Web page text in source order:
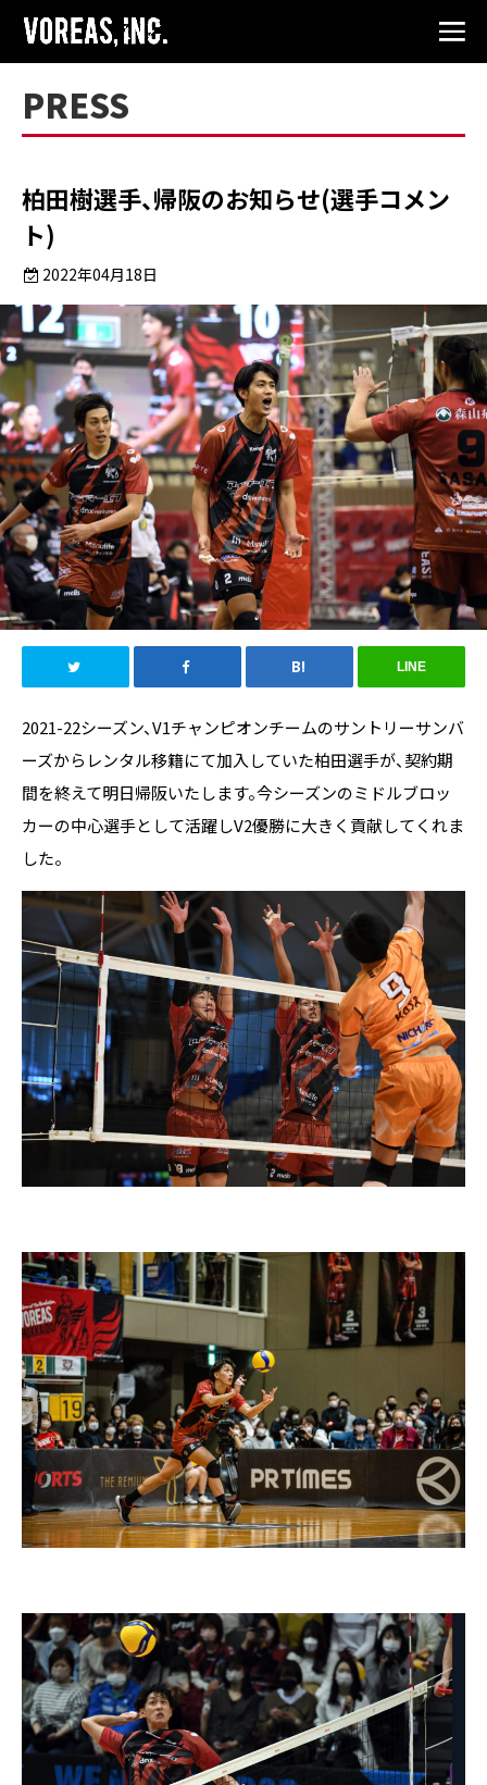
PRESS
柏田樹選手、帰阪のお知らせ(選手コメン
ト)
2022年04月18日
LINE
2021-22シーズン、V1チャンピオンチームのサントリーサンバ
ーズからレンタル移籍にて加入していた柏田選手が、契約期
間を終えて明日帰阪いたします。今シーズンのミドルブロッ
カーの中心選手として活躍しV2優勝に大きく貢献してくれま
した。